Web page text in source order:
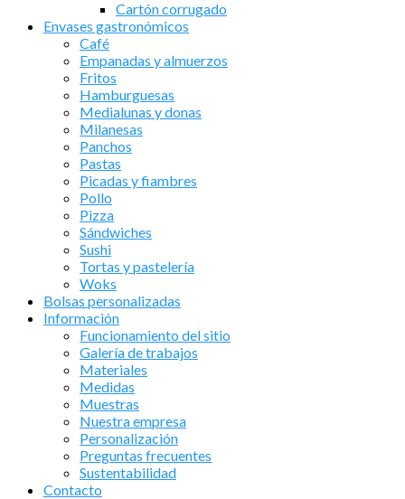
Cartón corrugado
Envases gastronómicos
Café
Empanadas y almuerzos
Fritos
Hamburguesas
Medialunas y donas
Milanesas
Panchos
Pastas
Picadas y fiambres
Pollo
Pizza
Sándwiches
Sushi
Tortas y pastelería
Woks
Bolsas personalizadas
Información
Funcionamiento del sitio
Galería de trabajos
Materiales
Medidas
Muestras
Nuestra empresa
Personalización
Preguntas frecuentes
Sustentabilidad
Contacto